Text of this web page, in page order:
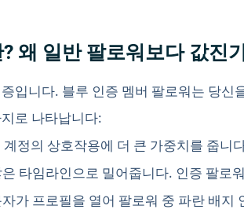
왜 일반 팔로워보다 값진
입니다. 블루 인증 멤버 팔로워는 당
로 나타납니다:
계정의 상호작용에 더 큰 가중치를 줍
타임라인으로 밀어줍니다. 인증 팔로
가 프로필을 열어 팔로워 중 파란 배